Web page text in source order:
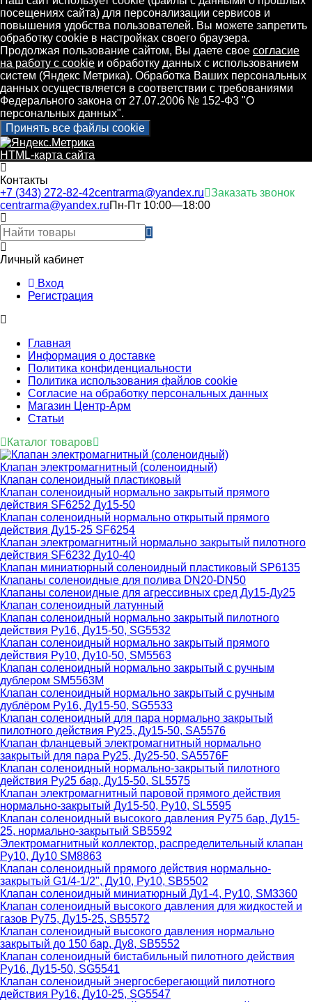
посещениях сайта) для персонализации сервисов и
повышения удобства пользователей. Вы можете запретить
обработку cookie в настройках своего браузера.
Продолжая пользование сайтом, Вы даете свое согласие
на работу с cookie и обработку данных с использованием
систем (Яндекс Метрика). Обработка Ваших персональных
данных осуществляется в соответствии с требованиями
Федерального закона от 27.07.2006 № 152-Ф3 "О
персональных данных".
Принять все файлы cookie
HTML-карта сайта
Контакты
+7 (343) 272-82-42centrarma@yandex.ru
Заказать звонок
centrarma@yandex.ruПн-Пт 10:00—18:00
Личный кабинет
Вход
Регистрация
Главная
Информация о доставке
Политика конфиденциальности
Политика использования файлов cookie
Согласие на обработку персональных данных
Магазин Центр-Арм
Статьи
Каталог товаров
Клапан электромагнитный (соленоидный)
Клапан соленоидный пластиковый
Клапан соленоидный нормально закрытый прямого
действия SF6252 Ду15-50
Клапан соленоидный нормально открытый прямого
действия Ду15-25 SF6254
Клапан электромагнитный нормально закрытый пилотного
действия SF6232 Ду10-40
Клапан миниатюрный соленоидный пластиковый SP6135
Клапаны соленоидные для полива DN20-DN50
Клапаны соленоидные для агрессивных сред Ду15-Ду25
Клапан соленоидный латунный
Клапан соленоидный нормально закрытый пилотного
действия Ру16, Ду15-50, SG5532
Клапан соленоидный нормально закрытый прямого
действия Ру10, Ду10-50, SM5563
Клапан соленоидный нормально закрытый с ручным
дублером SM5563M
Клапан соленоидный нормально закрытый с ручным
дублёром Ру16, Ду15-50, SG5533
Клапан соленоидный для пара нормально закрытый
пилотного действия Ру25, Ду15-50, SA5576
Клапан фланцевый электромагнитный нормально
закрытый для пара Ру25, Ду25-50, SA5576F
Клапан соленоидный нормально-закрытый пилотного
действия Ру25 бар, Ду15-50, SL5575
Клапан электромагнитный паровой прямого действия
нормально-закрытый Ду15-50, Ру10, SL5595
Клапан соленоидный высокого давления Ру75 бар, Ду15-
25, нормально-закрытый SB5592
Электромагнитный коллектор, распределительный клапан
Ру10, Ду10 SM8863
Клапан соленоидный прямого действия нормально-
закрытый G1/4-1/2", Ду10, Ру10, SB5502
Клапан соленоидный миниатюрный Ду1-4, Ру10, SM3360
Клапан соленоидный высокого давления для жидкостей и
газов Ру75, Ду15-25, SB5572
Клапан соленоидный высокого давления нормально
закрытый до 150 бар, Ду8, SB5552
Клапан соленоидный бистабильный пилотного действия
Ру16, Ду15-50, SG5541
Клапан соленоидный энергосберегающий пилотного
действия Ру16, Ду10-25, SG5547